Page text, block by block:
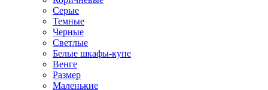
Серые
Темные
Черные
Светлые
Белые шкафы-купе
Венге
Размер
Маленькие